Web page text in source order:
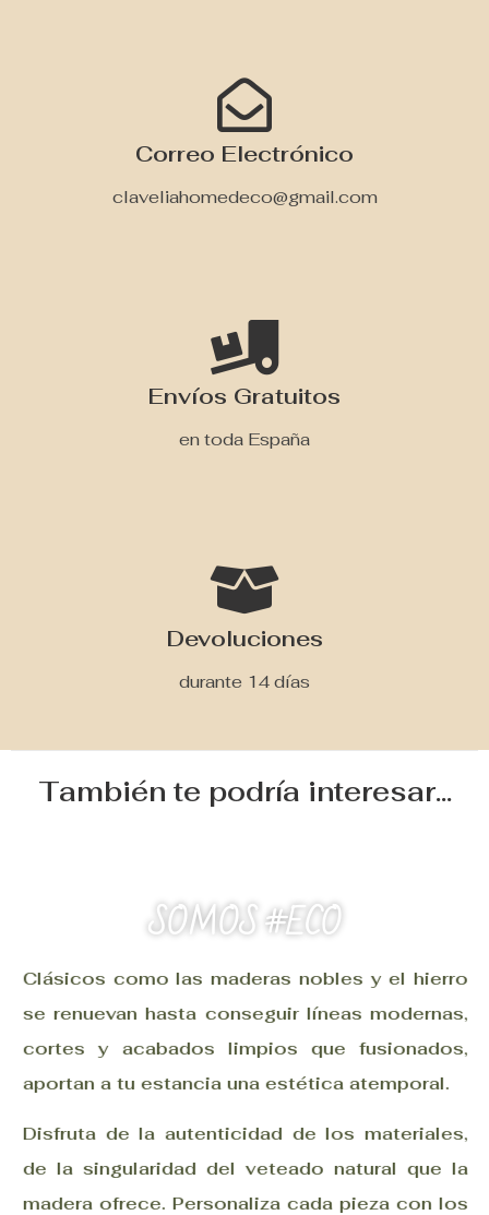
Correo Electrónico
claveliahomedeco@gmail.com
Envíos Gratuitos
en toda España
Devoluciones
durante 14 días
También te podría interesar...
SOMOS #ECO
Clásicos como las maderas nobles y el hierro
se renuevan hasta conseguir líneas modernas,
cortes y acabados limpios que fusionados,
aportan a tu estancia una estética atemporal.
Disfruta de la autenticidad de los materiales,
de la singularidad del veteado natural que la
madera ofrece. Personaliza cada pieza con los